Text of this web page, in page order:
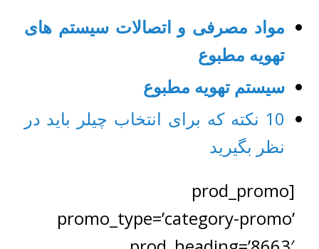
مواد مصرفی و اتصالات سیستم های
تهویه مطبوع
سیستم تهویه مطبوع
10 نکته که برای انتخاب چیلر باید در
نظر بگیرید
[prod_promo
promo_type=’category-promo’